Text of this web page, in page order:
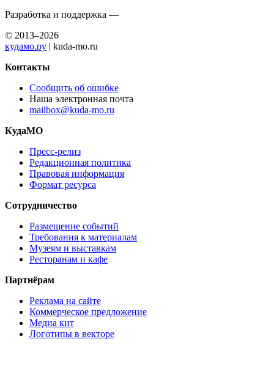
Разработка и поддержка —
© 2013–2026
кудамо.ру | kuda-mo.ru
Контакты
Сообщить об ошибке
Наша электронная почта
mailbox@kuda-mo.ru
КудаМО
Пресс-релиз
Редакционная политика
Правовая информация
Формат ресурса
Сотрудничество
Размещение событий
Требования к материалам
Музеям и выставкам
Ресторанам и кафе
Партнёрам
Реклама на сайте
Коммерческое предложение
Медиа кит
Логотипы в векторе